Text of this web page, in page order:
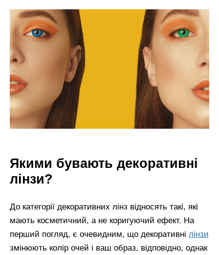
Якими бувають декоративні
лінзи?
До категорії декоративних лінз відносять такі, які
мають косметичний, а не коригуючий ефект. На
перший погляд, є очевидним, що декоративні лінзи
змінюють колір очей і ваш образ, відповідно, однак